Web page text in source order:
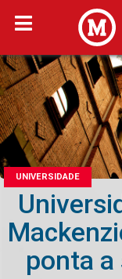
UNIVERSIDADE
ponta a